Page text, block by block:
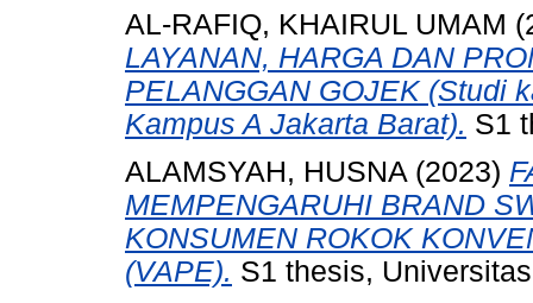
AL-RAFIQ, KHAIRUL UMAM
LAYANAN, HARGA DAN
PELANGGAN GOJEK (Studi
Kampus A Jakarta Barat). S1
ALAMSYAH, HUSNA (2023)
MEMPENGARUHI BRAND
KONSUMEN ROKOK
(VAPE). S1 thesis,